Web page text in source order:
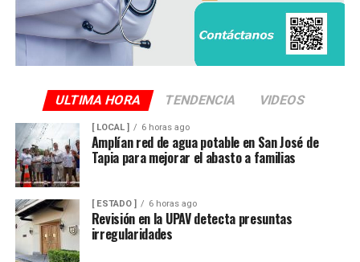
ULTIMA HORA TENDENCIA VIDEOS
[ LOCAL ] 6 horas ago
Amplían red de agua potable en San José de
Tapia para mejorar el abasto a familias
[ ESTADO ] 6 horas ago
Revisión en la UPAV detecta presuntas
irregularidades